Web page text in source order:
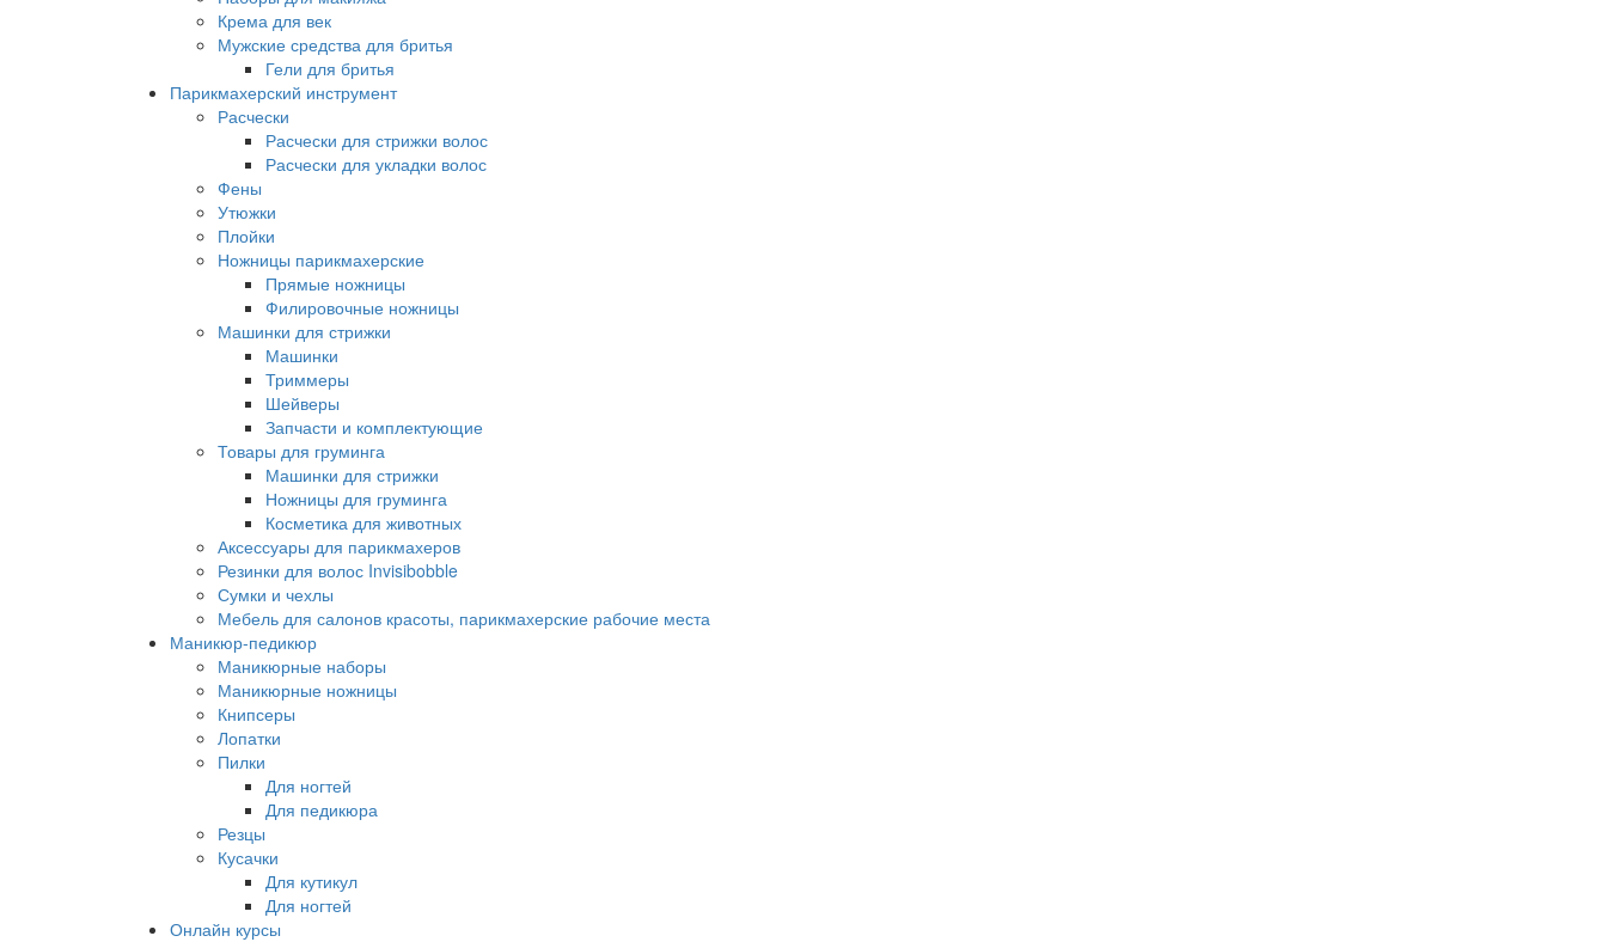
Крема для век
Мужские средства для бритья
Гели для бритья
Парикмахерский инструмент
Расчески
Расчески для стрижки волос
Расчески для укладки волос
Фены
Утюжки
Плойки
Ножницы парикмахерские
Прямые ножницы
Филировочные ножницы
Машинки для стрижки
Машинки
Триммеры
Шейверы
Запчасти и комплектующие
Товары для груминга
Машинки для стрижки
Ножницы для груминга
Косметика для животных
Аксессуары для парикмахеров
Резинки для волос Invisibobble
Сумки и чехлы
Мебель для салонов красоты, парикмахерские рабочие места
Маникюр-педикюр
Маникюрные наборы
Маникюрные ножницы
Книпсеры
Лопатки
Пилки
Для ногтей
Для педикюра
Резцы
Кусачки
Для кутикул
Для ногтей
Онлайн курсы